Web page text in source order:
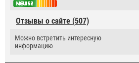
Отзывы о сайте (507)
Можно встретить интересную
информацию